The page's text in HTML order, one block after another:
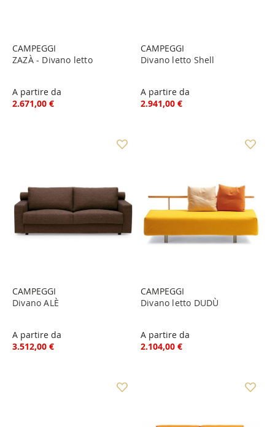
CAMPEGGI
ZAZÀ - Divano letto
A partire da
2.671,00 €
CAMPEGGI
Divano letto Shell
A partire da
2.941,00 €
CAMPEGGI
Divano ALÈ
A partire da
3.512,00 €
CAMPEGGI
Divano letto DUDÙ
A partire da
2.104,00 €